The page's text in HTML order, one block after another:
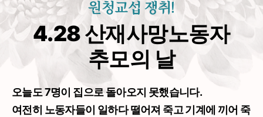
원청교섭 쟁취!
4.28 산재사망노동자
추모의 날
오늘도 7명이 집으로 돌아오지 못했습니다.
여전히 노동자들이 일하다 떨어져 죽고 기계에 끼어 죽